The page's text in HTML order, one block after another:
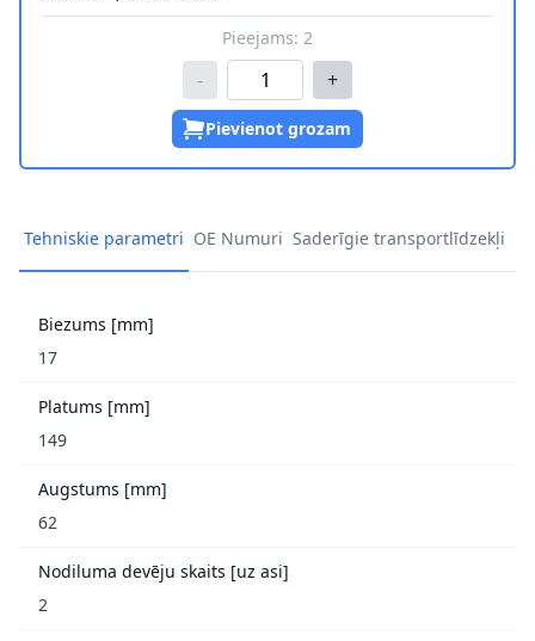
Pieejams: 2
- +
Pievienot grozam
Tehniskie parametri OE Numuri Saderīgie transportlīdzekļi
Biezums [mm]
17
Platums [mm]
149
Augstums [mm]
62
Nodiluma devēju skaits [uz asi]
2